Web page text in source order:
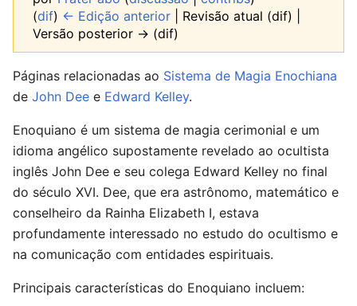
(dif) ← Edição anterior | Revisão atual (dif) |
Versão posterior → (dif)
Páginas relacionadas ao Sistema de Magia Enochiana
de John Dee e Edward Kelley.
Enoquiano é um sistema de magia cerimonial e um
idioma angélico supostamente revelado ao ocultista
inglês John Dee e seu colega Edward Kelley no final
do século XVI. Dee, que era astrônomo, matemático e
conselheiro da Rainha Elizabeth I, estava
profundamente interessado no estudo do ocultismo e
na comunicação com entidades espirituais.
Principais características do Enoquiano incluem: